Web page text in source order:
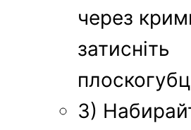
через
затисніть
3)